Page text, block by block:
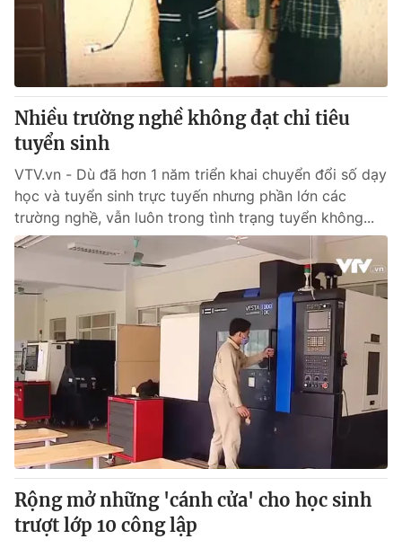
® Cấm sao chép dưới mọi hình thức nếu không có sự chấp
thuận bằng văn bản. Ghi rõ nguồn VTV.vn khi phát hành lại
thông tin từ website này.
Nhiều trường nghề không đạt chỉ tiêu
tuyển sinh
VTV.vn - Dù đã hơn 1 năm triển khai chuyển đổi số dạy
học và tuyển sinh trực tuyến nhưng phần lớn các
trường nghề, vẫn luôn trong tình trạng tuyển không...
Rộng mở những 'cánh cửa' cho học sinh
trượt lớp 10 công lập